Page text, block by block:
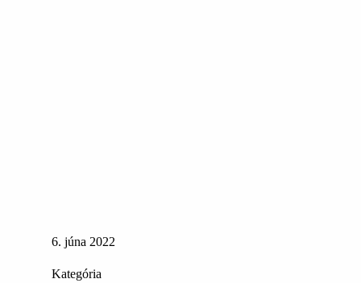
6. júna 2022
Kategória